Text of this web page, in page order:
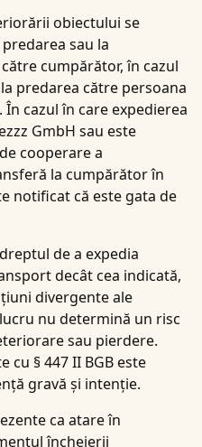
obiectului se
sau la
cumpărător, în cazul
predarea către persoana
cazul în care expedierea
GmbH sau este
cooperare a
la cumpărător în
notificat că este gata de
de a expedia
decât cea indicată,
divergente ale
nu determină un risc
sau pierdere.
cu § 447 II BGB este
gravă și intenție.
ca atare în
încheierii